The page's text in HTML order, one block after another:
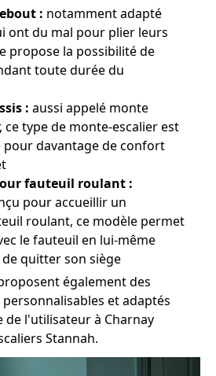
: notamment adapté
ont du mal pour plier leurs
propose la possibilité de
toute durée du
: aussi appelé monte
ce type de monte-escalier est
pour davantage de confort
fauteuil roulant :
pour accueillir un
roulant, ce modèle permet
le fauteuil en lui-même
quitter son siège
également des
et adaptés
l'utilisateur à Charnay
Stannah.